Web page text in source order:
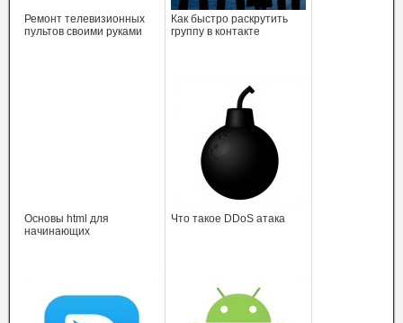
Ремонт телевизионных
пультов своими руками
Как быстро раскрутить
группу в контакте
Основы html для
начинающих
Что такое DDoS атака